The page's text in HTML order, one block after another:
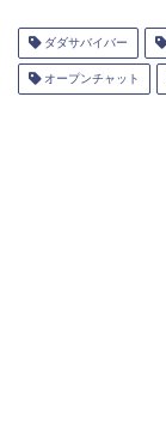
ダダサバイバー
オープンチャット